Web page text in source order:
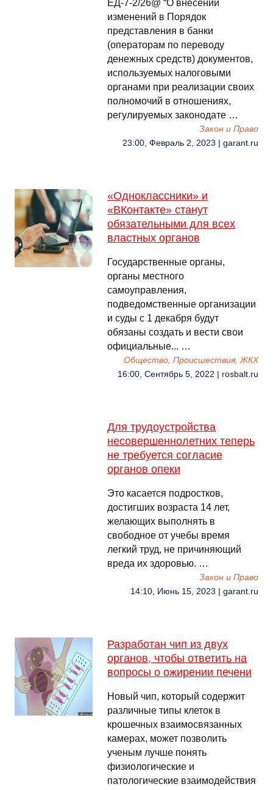
ЕД-7-2/26@ “О внесении
изменений в Порядок
представления в банки
(операторам по переводу
денежных средств) документов,
используемых налоговыми
органами при реализации своих
полномочий в отношениях,
регулируемых законодате …
Закон и Право
23:00, Февраль 2, 2023 | garant.ru
«Одноклассники» и
«ВКонтакте» станут
обязательными для всех
властных органов
Государственные органы,
органы местного
самоуправления,
подведомственные организации
и суды с 1 декабря будут
обязаны создать и вести свои
официальные... …
Общество, Происшествия, ЖКХ
16:00, Сентябрь 5, 2022 | rosbalt.ru
Для трудоустройства
несовершеннолетних теперь
не требуется согласие
органов опеки
Это касается подростков,
достигших возраста 14 лет,
желающих выполнять в
свободное от учебы время
легкий труд, не причиняющий
вреда их здоровью. …
Закон и Право
14:10, Июнь 15, 2023 | garant.ru
Разработан чип из двух
органов, чтобы ответить на
вопросы о ожирении печени
Новый чип, который содержит
различные типы клеток в
крошечных взаимосвязанных
камерах, может позволить
ученым лучше понять
физиологические и
патологические взаимодействия